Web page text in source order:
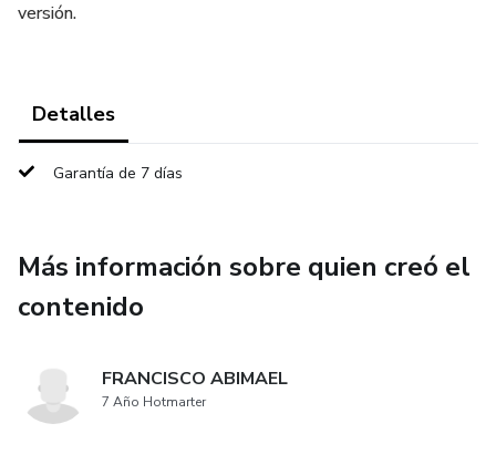
versión.
Detalles
Garantía de 7 días
Más información sobre quien creó el
contenido
FRANCISCO ABIMAEL
7 Año Hotmarter